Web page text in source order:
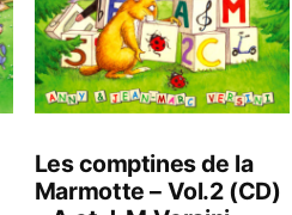
Les comptines de la
Marmotte – Vol.2 (CD)